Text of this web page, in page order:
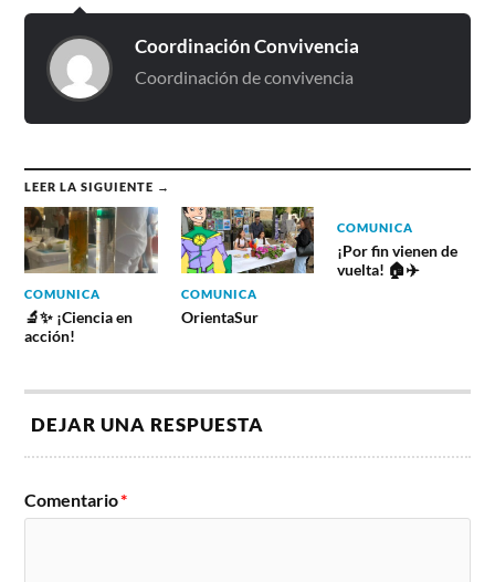
Coordinación Convivencia
Coordinación de convivencia
LEER LA SIGUIENTE →
COMUNICA
🔬✨ ¡Ciencia en
acción!
COMUNICA
OrientaSur
COMUNICA
¡Por fin vienen de
vuelta! 🏠✈️
DEJAR UNA RESPUESTA
Comentario*